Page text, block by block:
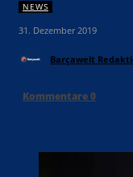
NEWS
31. Dezember 2019
Barçawelt
Kommentare0